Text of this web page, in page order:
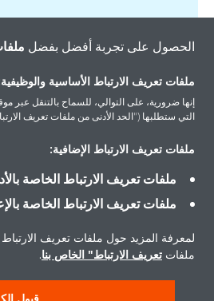
حلول
حول دايكن
الحصول على تجربة أفضل بفضل
ملفات تعريف الارتباط الأساسية
إنها ضرورية، على التوالي، للسماح بالتنقل عبر
التي ستطلبها ("الحد الأدنى من ملفات تعريف
ملفات تعريف الارتباط الإضافية:
ملفات تعريف الارتباط الخاصة
ملفات تعريف الارتباط الخاصة
لمعرفة المزيد حول ملفات تعريف الارتباط
ملفات تعريف الارتباط" الخاص بنا.